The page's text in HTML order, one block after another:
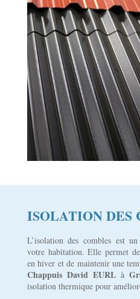
ISOLATION DES
L’isolation des combles est
votre habitation. Elle permet
en hiver et de maintenir une
Chappuis David EURL à
isolation thermique pour